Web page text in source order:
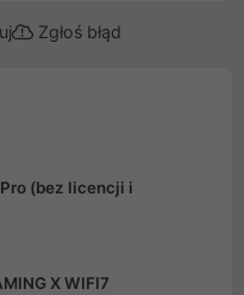
Zgłoś błąd
(bez licencji i
X WIFI7